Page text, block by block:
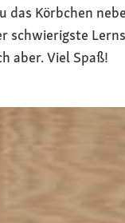
das Körbchen
schwierigste
aber. Viel Spaß!